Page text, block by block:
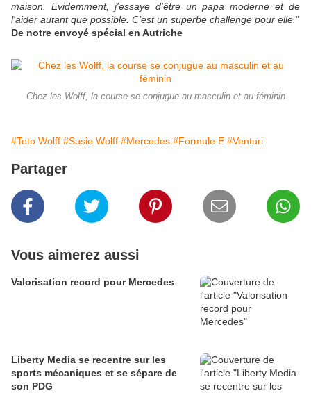
maison. Evidemment, j'essaye d'être un papa moderne et de
l'aider autant que possible. C'est un superbe challenge pour elle. "
De notre envoyé spécial en Autriche
Chez les Wolff, la course se conjugue au masculin et au féminin
#Toto Wolff #Susie Wolff #Mercedes #Formule E #Venturi
Partager
Vous aimerez aussi
Valorisation record pour Mercedes
Liberty Media se recentre sur les
sports mécaniques et se sépare de
son PDG